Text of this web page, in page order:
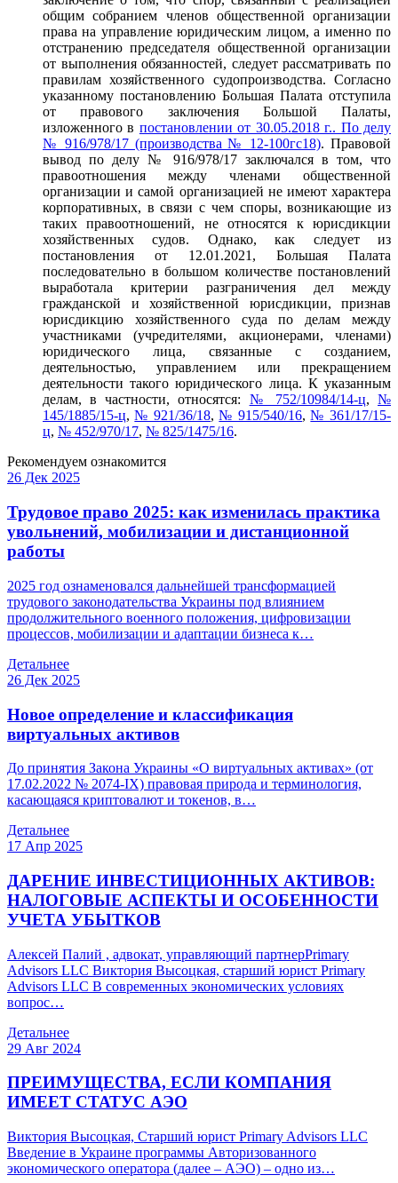
общим собранием членов общественной организации
права на управление юридическим лицом, а именно по
отстранению председателя общественной организации
от выполнения обязанностей, следует рассматривать по
правилам хозяйственного судопроизводства. Согласно
указанному постановлению Большая Палата отступила
от правового заключения Большой Палаты,
изложенного в постановлении от 30.05.2018 г.. По делу
№ 916/978/17 (производства № 12-100гс18). Правовой
вывод по делу № 916/978/17 заключался в том, что
правоотношения между членами общественной
организации и самой организацией не имеют характера
корпоративных, в связи с чем споры, возникающие из
таких правоотношений, не относятся к юрисдикции
хозяйственных судов. Однако, как следует из
постановления от 12.01.2021, Большая Палата
последовательно в большом количестве постановлений
выработала критерии разграничения дел между
гражданской и хозяйственной юрисдикции, признав
юрисдикцию хозяйственного суда по делам между
участниками (учредителями, акционерами, членами)
юридического лица, связанные с созданием,
деятельностью, управлением или прекращением
деятельности такого юридического лица. К указанным
делам, в частности, относятся: № 752/10984/14-ц,№
145/1885/15-ц,№ 921/36/18,№ 915/540/16,№ 361/17/15-
ц, № 452/970/17, № 825/1475/16.
Рекомендуем ознакомится
26 Дек 2025
Трудовое право 2025: как изменилась практика
увольнений, мобилизации и дистанционной
работы
2025 год ознаменовался дальнейшей трансформацией
трудового законодательства Украины под влиянием
продолжительного военного положения, цифровизации
процессов, мобилизации и адаптации бизнеса к…
Детальнее
26 Дек 2025
Новое определение и классификация
виртуальных активов
До принятия Закона Украины «О виртуальных активах» (от
17.02.2022 № 2074-IX) правовая природа и терминология,
касающаяся криптовалют и токенов, в…
Детальнее
17 Апр 2025
ДАРЕНИЕ ИНВЕСТИЦИОННЫХ АКТИВОВ:
НАЛОГОВЫЕ АСПЕКТЫ И ОСОБЕННОСТИ
УЧЕТА УБЫТКОВ
Алексей Палий , адвокат, управляющий партнерPrimary
Advisors LLC Виктория Высоцкая, cтарший юрист Primary
Advisors LLC В современных экономических условиях
вопрос…
Детальнее
29 Авг 2024
ПРЕИМУЩЕСТВА, ЕСЛИ КОМПАНИЯ
ИМЕЕТ СТАТУС АЭО
Виктория Высоцкая, Старший юрист Primary Advisors LLC
Введение в Украине программы Авторизованного
экономического оператора (далее – АЭО) – одно из…